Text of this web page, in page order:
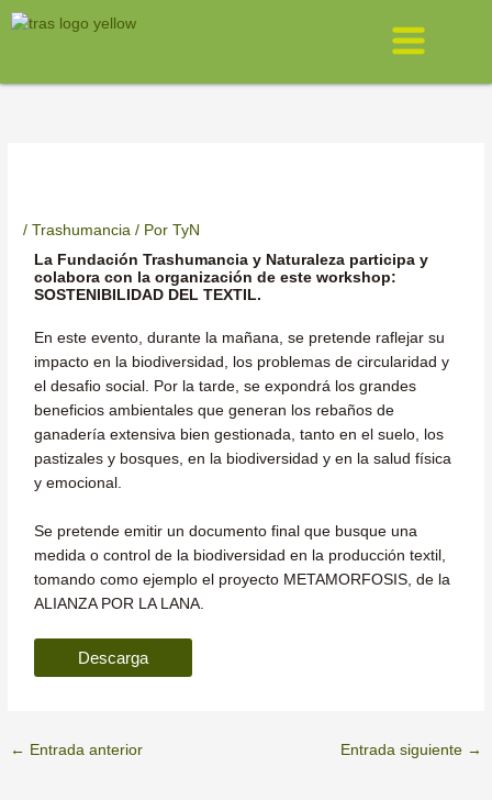
/Trashumancia / PorTyN
La Fundación Trashumancia y Naturaleza participa y
colabora con la organización de este workshop:
SOSTENIBILIDAD DEL TEXTIL.
En este evento, durante la mañana, se pretende raflejar su
impacto en la biodiversidad, los problemas de circularidad y
el desafio social. Por la tarde, se expondrá los grandes
beneficios ambientales que generan los rebaños de
ganadería extensiva bien gestionada, tanto en el suelo, los
pastizales y bosques, en la biodiversidad y en la salud física
y emocional.
Se pretende emitir un documento final que busque una
medida o control de la biodiversidad en la producción textil,
tomando como ejemplo el proyecto METAMORFOSIS, de la
ALIANZA POR LA LANA.
Descarga
← Entrada anterior Entrada siguiente →